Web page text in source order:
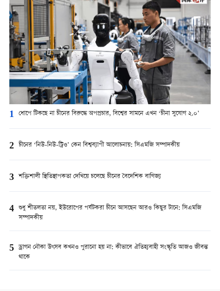
1 ধোপে টিকছে না চীনের বিরুদ্ধে অপপ্রচার, বিশ্বের সামনে এখন ‘চীনা সুযোগ ২.০’
2 চীনের ‘নিউ-নিউ-ট্রিও’ কেন বিশ্বব্যাপী আলোচনায়: সিএমজি সম্পাদকীয়
3 শক্তিশালী স্থিতিস্থাপকতা দেখিয়ে চলেছে চীনের বৈদেশিক বাণিজ্য
4 শুধু শীতলতা নয়, ইউরোপের পর্যটকরা চীনে আসছেন আরও কিছুর টানে: সিএমজি
সম্পাদকীয়
5 ড্রাগন নৌকা উৎসব কখনও পুরানো হয় না: কীভাবে ঐতিহ্যবাহী সংস্কৃতি আজও জীবন্ত
থাকে